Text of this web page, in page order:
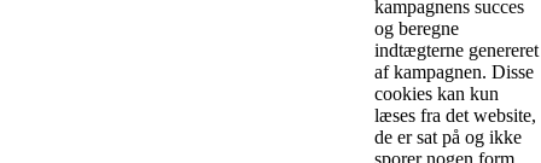
kampagnens succes
og beregne
indtægterne genereret
af kampagnen. Disse
cookies kan kun
læses fra det website,
de er sat på og ikke
sporer nogen form